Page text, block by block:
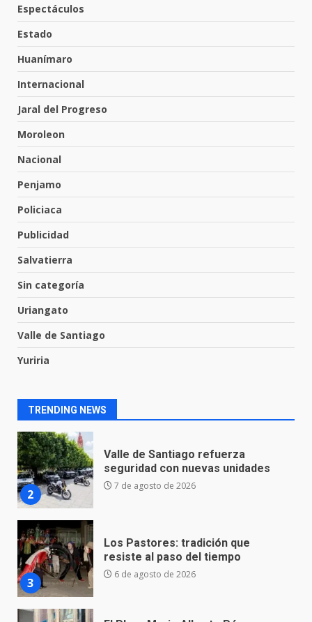
Espectáculos
Estado
Huanímaro
Internacional
Jaral del Progreso
Moroleon
Nacional
Penjamo
Policiaca
Publicidad
Salvatierra
Sin categoría
Uriangato
Valle de Santiago
Yuriria
TRENDING NEWS
LEGALIDAD CON LA
6
Muere peatón arrollado por
motociclista en Yuriria
7
José Antonio Villanueva
1
2
7 de agosto de 2026
3
Los Pastores: tradición que
resiste al paso del tiempo
6 de agosto de 2026
4
El Pbro. Mario Alberto Pérez
asume la administración de la
parroquia de Guarapo
5 de agosto de 2026